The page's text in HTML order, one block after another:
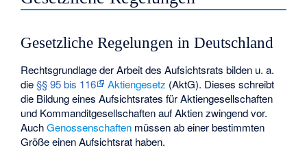
Gesetzliche Regelungen in Deutschland
Rechtsgrundlage der Arbeit des Aufsichtsrats bilden u. a.
die§§ 95 bis 116 Aktiengesetz (AktG). Dieses schreibt
die Bildung eines Aufsichtsrates für Aktiengesellschaften
und Kommanditgesellschaften auf Aktien zwingend vor.
AuchGenossenschaften müssen ab einer bestimmten
Größe einen Aufsichtsrat haben.